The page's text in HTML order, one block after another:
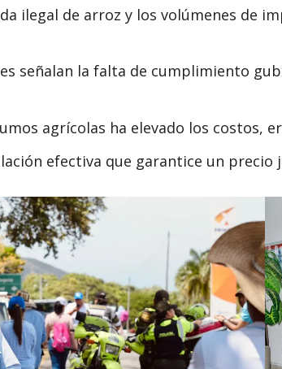
ilegal de arroz y los volúmenes de
señalan la falta de cumplimiento
agrícolas ha elevado los costos,
efectiva que garantice un